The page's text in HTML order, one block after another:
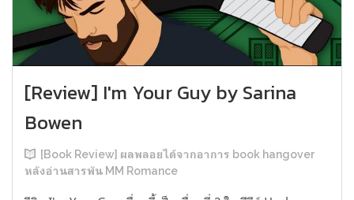
[Review] I'm Your Guy by Sarina
Bowen
[Book Review] ผลพลอยได้จากอาการ book hangover
หลังอ่านสารพัน MM Romance